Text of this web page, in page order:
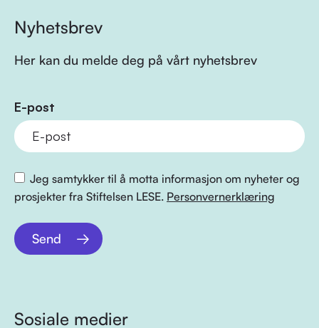
Nyhetsbrev
Her kan du melde deg på vårt nyhetsbrev
E-post
Jeg samtykker til å motta informasjon om nyheter og
prosjekter fra Stiftelsen LESE. Personvernerklæring
Send
Sosiale medier